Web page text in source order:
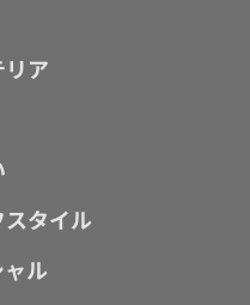
ア
スタイル
ャル